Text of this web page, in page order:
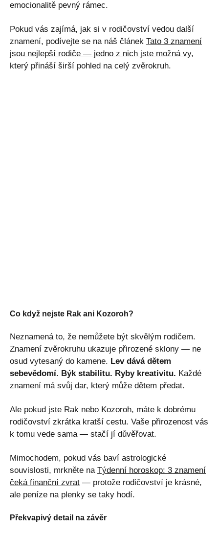
emocionalitě pevný rámec.
Pokud vás zajímá, jak si v rodičovství vedou další
znamení, podívejte se na náš článek Tato 3 znamení
jsou nejlepší rodiče — jedno z nich jste možná vy,
který přináší širší pohled na celý zvěrokruh.
Co když nejste Rak ani Kozoroh?
Neznamená to, že nemůžete být skvělým rodičem.
Znamení zvěrokruhu ukazuje přirozené sklony — ne
osud vytesaný do kamene. Lev dává dětem
sebevědomí. Býk stabilitu. Ryby kreativitu. Každé
znamení má svůj dar, který může dětem předat.
Ale pokud jste Rak nebo Kozoroh, máte k dobrému
rodičovství zkrátka kratší cestu. Vaše přirozenost vás
k tomu vede sama — stačí jí důvěřovat.
Mimochodem, pokud vás baví astrologické
souvislosti, mrkněte na Týdenní horoskop: 3 znamení
čeká finanční zvrat — protože rodičovství je krásné,
ale peníze na plenky se taky hodí.
Překvapivý detail na závěr